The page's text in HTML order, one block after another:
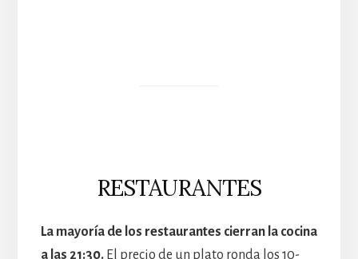
RESTAURANTES
La mayoría de los restaurantes cierran la cocina
a las 21:30.El precio de un plato ronda los 10-